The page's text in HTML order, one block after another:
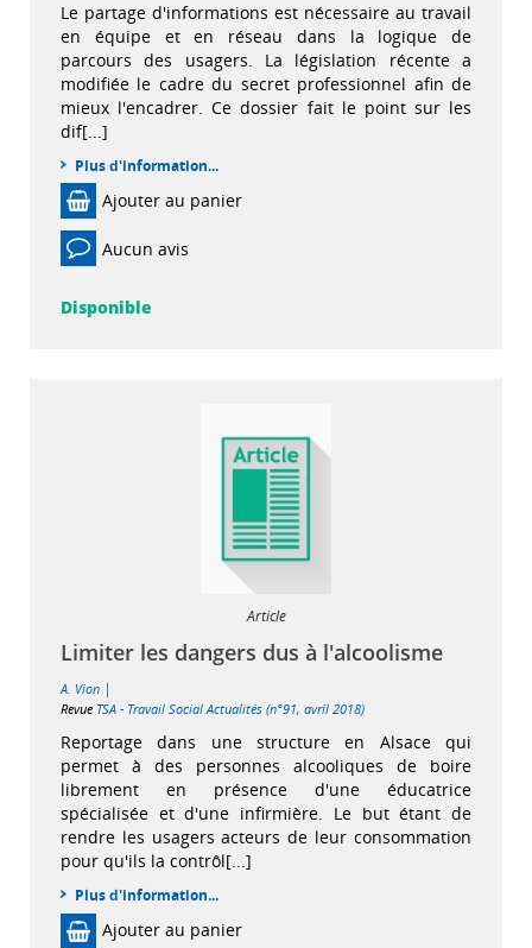
Le partage d'informations est nécessaire au travail
en équipe et en réseau dans la logique de
parcours des usagers. La législation récente a
modifiée le cadre du secret professionnel afin de
mieux l'encadrer. Ce dossier fait le point sur les
dif[...]
Plus d'information...
Ajouter au panier
Aucun avis
Disponible
Article
Limiter les dangers dus à l'alcoolisme
A. Vion |
Revue TSA - Travail Social Actualités (n°91, avril 2018)
Reportage dans une structure en Alsace qui
permet à des personnes alcooliques de boire
librement en présence d'une éducatrice
spécialisée et d'une infirmière. Le but étant de
rendre les usagers acteurs de leur consommation
pour qu'ils la contrôl[...]
Plus d'information...
Ajouter au panier